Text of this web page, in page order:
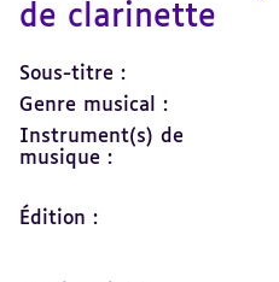
de clarinette
Sous-titre :
Genre musical :
Instrument(s) de
musique :
Édition :